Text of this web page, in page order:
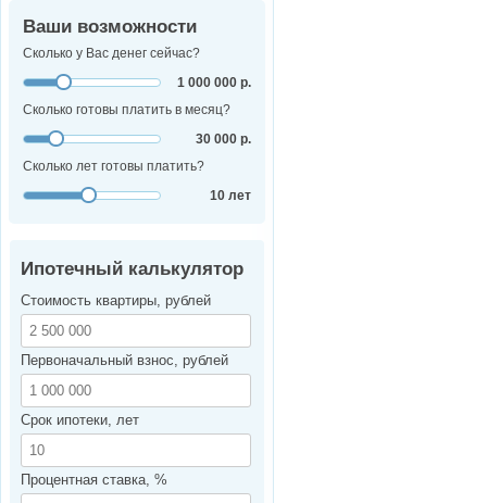
Ваши возможности
Сколько у Вас денег сейчас?
1 000 000 р.
Сколько готовы платить в месяц?
30 000 р.
Сколько лет готовы платить?
10 лет
Ипотечный калькулятор
Стоимость квартиры, рублей
Первоначальный взнос, рублей
Срок ипотеки, лет
Процентная ставка, %